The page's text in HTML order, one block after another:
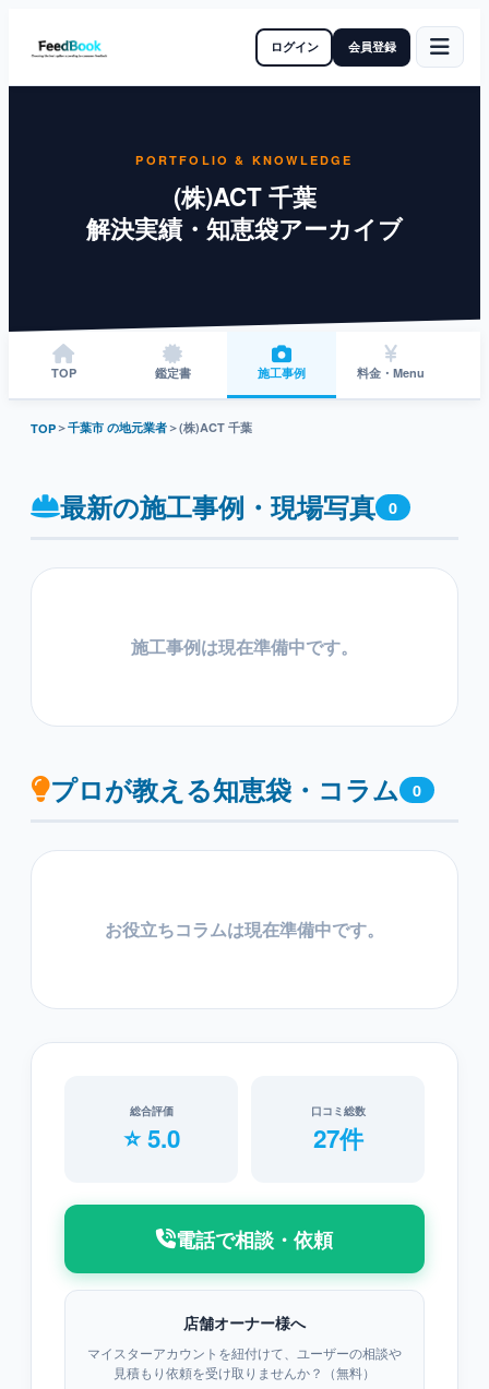
ログイン 会員登録
PORTFOLIO & KNOWLEDGE
(株)ACT 千葉
解決実績・知恵袋アーカイブ
TOP 鑑定書 施工事例 料金・Menu
TOP＞千葉市 の地元業者＞(株)ACT 千葉
最新の施工事例・現場写真 0
施工事例は現在準備中です。
プロが教える知恵袋・コラム 0
お役立ちコラムは現在準備中です。
総合評価
⭐ 5.0
口コミ総数
27件
電話で相談・依頼
店舗オーナー様へ
マイスターアカウントを紐付けて、ユーザーの相談や
見積もり依頼を受け取りませんか？（無料）